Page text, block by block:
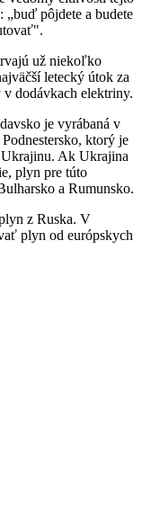
„buď pôjdete a budete
už niekoľko
letecký útok za
dodávkach elektriny.
je vyrábaná v
ktorý je
Ukrajinu. Ak Ukrajina
plyn pre túto
a Rumunsko.
z Ruska. V
plyn od európskych